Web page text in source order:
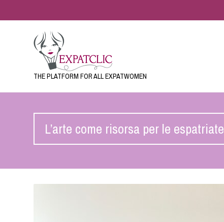
THE PLATFORM FOR ALL EXPATWOMEN
L’arte come risorsa per le espatriate